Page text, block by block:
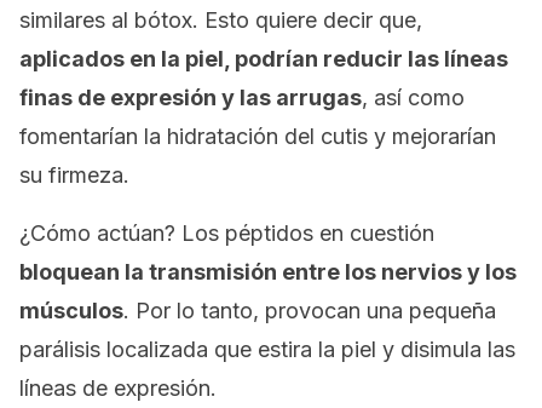
similares al bótox. Esto quiere decir que,
aplicados en la piel, podrían reducir las líneas
finas de expresión y las arrugas, así como
fomentarían la hidratación del cutis y mejorarían
su firmeza.
¿Cómo actúan? Los péptidos en cuestión
bloquean la transmisión entre los nervios y los
músculos. Por lo tanto, provocan una pequeña
parálisis localizada que estira la piel y disimula las
líneas de expresión.